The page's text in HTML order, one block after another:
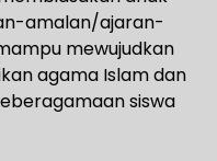
amalan/ajaran-
mewujudkan
agama Islam dan
siswa